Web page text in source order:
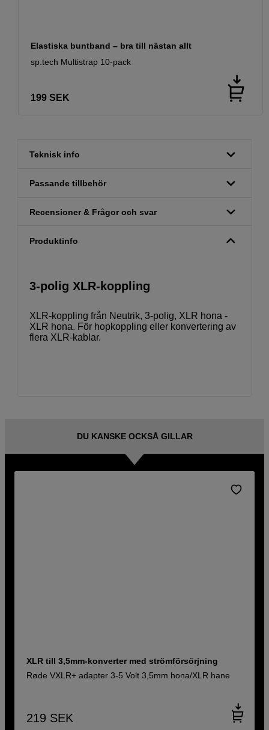
Elastiska buntband – bra till nästan allt
sp.tech Multistrap 10-pack
199 SEK
Teknisk info
Passande tillbehör
Recensioner & Frågor och svar
Produktinfo
3-polig XLR-koppling
XLR-koppling från Neutrik, 3-polig, XLR hona -
XLR hona. För hopkoppling eller konvertering av
flera XLR-kablar.
DU KANSKE OCKSÅ GILLAR
XLR till 3,5mm-konverter med strömförsörjning
Røde VXLR+ adapter 3-5 Volt 3,5mm hona/XLR hane
219 SEK